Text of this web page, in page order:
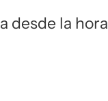
desde la